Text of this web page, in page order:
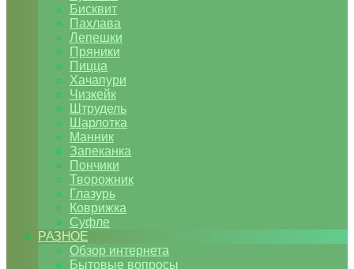
Бисквит
Пахлава
Лепешки
Пряники
Пицца
Хачапури
Чизкейк
Штрудель
Шарлотка
Манник
Запеканка
Пончики
Творожник
Глазурь
Коврижка
Суфле
РАЗНОЕ
Обзор интернета
Бытовые вопросы